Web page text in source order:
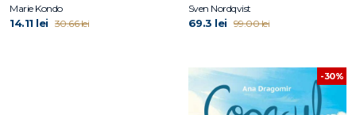
Marie Kondo
14.11 lei 30.66 lei
Sven Nordqvist
69.3 lei 99.00 lei
-30%